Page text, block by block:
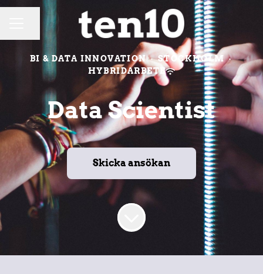
KARRIÄRMENY
Dela sidan
BI & DATA INNOVATION · STOCKHOLM ·
HYBRIDARBETE
Data Scientist
Skicka ansökan